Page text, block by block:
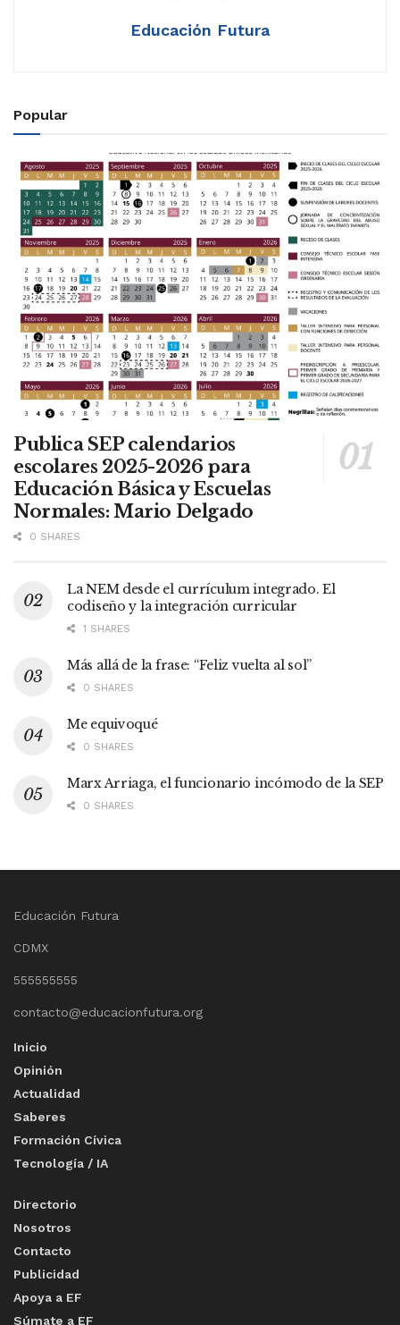
Educación Futura
Popular
Publica SEP calendarios
escolares 2025-2026 para
Educación Básica y Escuelas
Normales: Mario Delgado
0 SHARES
La NEM desde el currículum integrado. El
codiseño y la integración curricular
1 SHARES
Más allá de la frase: “Feliz vuelta al sol”
0 SHARES
Me equivoqué
0 SHARES
Marx Arriaga, el funcionario incómodo de la SEP
0 SHARES
Educación Futura
CDMX
555555555
contacto@educacionfutura.org
Inicio
Opinión
Actualidad
Saberes
Formación Cívica
Tecnología / IA
Directorio
Nosotros
Contacto
Publicidad
Apoya a EF
Súmate a EF